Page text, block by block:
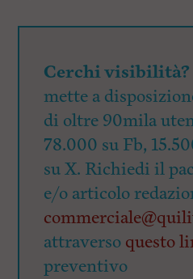
Cerchi visibilità?
mette a
di oltre 90mila
78.000 su Fb,
su X. Richiedi il
e/o articolo
attraverso questo
preventivo